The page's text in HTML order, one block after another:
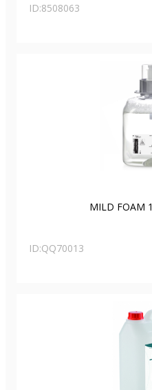
ID:8508063
MILD FOAM
ID:QQ70013